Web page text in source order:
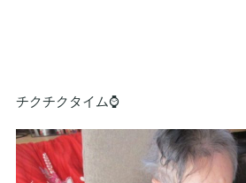
チクチクタイム⌚